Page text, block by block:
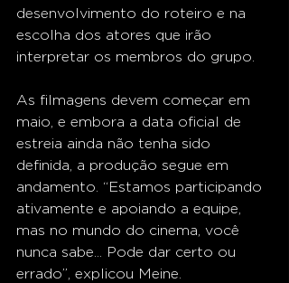
desenvolvimento do roteiro e na
escolha dos atores que irão
interpretar os membros do grupo.
As filmagens devem começar em
maio, e embora a data oficial de
estreia ainda não tenha sido
definida, a produção segue em
andamento. “Estamos participando
ativamente e apoiando a equipe,
mas no mundo do cinema, você
nunca sabe... Pode dar certo ou
errado”, explicou Meine.